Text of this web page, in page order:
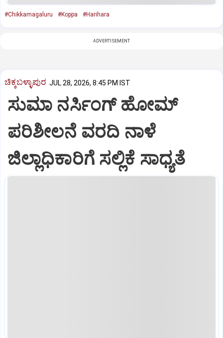
#Chikkamagaluru #Koppa #Harihara
ADVERTISEMENT
ಚಿಕ್ಕಬಳ್ಳಾಪುರ JUL 28, 2026, 8:45 PM IST
ಸುಮಾ ನರ್ಸಿಂಗ್ ಹೋಮ್
ಪರಿಶೀಲನೆ ವರದಿ ನಾಳೆ
ಜಿಲ್ಲಾಧಿಕಾರಿಗೆ ಸಲ್ಲಿಕೆ ಸಾಧ್ಯತೆ